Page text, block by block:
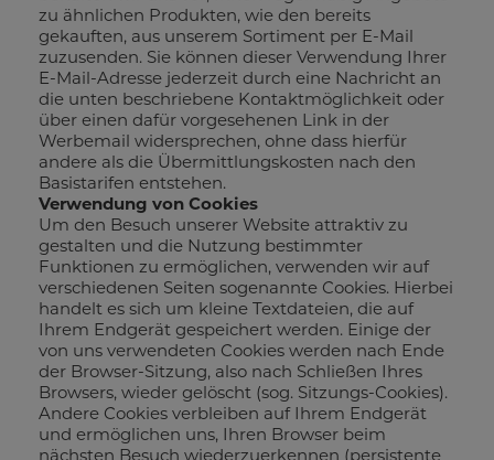
zu ähnlichen Produkten, wie den bereits
gekauften, aus unserem Sortiment per E-Mail
zuzusenden. Sie können dieser Verwendung Ihrer
E-Mail-Adresse jederzeit durch eine Nachricht an
die unten beschriebene Kontaktmöglichkeit oder
über einen dafür vorgesehenen Link in der
Werbemail widersprechen, ohne dass hierfür
andere als die Übermittlungskosten nach den
Basistarifen entstehen.
Verwendung von Cookies
Um den Besuch unserer Website attraktiv zu
gestalten und die Nutzung bestimmter
Funktionen zu ermöglichen, verwenden wir auf
verschiedenen Seiten sogenannte Cookies. Hierbei
handelt es sich um kleine Textdateien, die auf
Ihrem Endgerät gespeichert werden. Einige der
von uns verwendeten Cookies werden nach Ende
der Browser-Sitzung, also nach Schließen Ihres
Browsers, wieder gelöscht (sog. Sitzungs-Cookies).
Andere Cookies verbleiben auf Ihrem Endgerät
und ermöglichen uns, Ihren Browser beim
nächsten Besuch wiederzuerkennen (persistente